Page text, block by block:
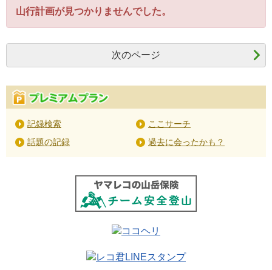
山行計画が見つかりませんでした。
次のページ
記録検索
ここサーチ
話題の記録
過去に会ったかも？